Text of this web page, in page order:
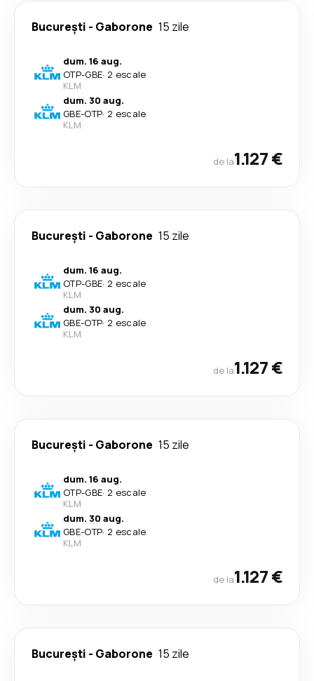
București - Gaborone 15 zile
dum. 16 aug.
OTP-GBE· 2 escale
KLM
dum. 30 aug.
GBE-OTP· 2 escale
KLM
de la1.127 €
București - Gaborone 15 zile
dum. 16 aug.
OTP-GBE· 2 escale
KLM
dum. 30 aug.
GBE-OTP· 2 escale
KLM
de la1.127 €
București - Gaborone 15 zile
dum. 16 aug.
OTP-GBE· 2 escale
KLM
dum. 30 aug.
GBE-OTP· 2 escale
KLM
de la1.127 €
București - Gaborone 15 zile